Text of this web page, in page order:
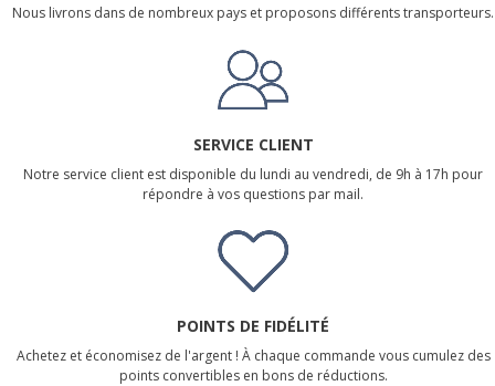
Nous livrons dans de nombreux pays et proposons différents transporteurs.
SERVICE CLIENT
Notre service client est disponible du lundi au vendredi, de 9h à 17h pour
répondre à vos questions par mail.
POINTS DE FIDÉLITÉ
Achetez et économisez de l'argent ! À chaque commande vous cumulez des
points convertibles en bons de réductions.